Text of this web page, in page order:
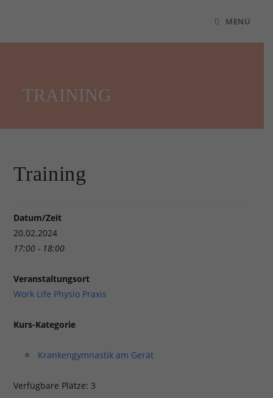
MENÜ
TRAINING
Training
Datum/Zeit
20.02.2024
17:00 - 18:00
Veranstaltungsort
Work Life Physio Praxis
Kurs-Kategorie
Krankengymnastik am Gerät
Verfügbare Plätze: 3